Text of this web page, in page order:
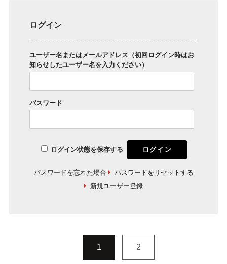
ログイン
ユーザー名またはメールアドレス（初回ログイン時はお
知らせしたユーザー名を入力ください）
パスワード
ログイン状態を保存する
パスワードを忘れた場合
パスワードをリセットする
新規ユーザー登録
1 2